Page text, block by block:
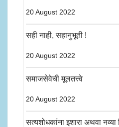
20 August 2022
सही नाही, सहानुभूती !
20 August 2022
समाजसेवेची मूलतत्त्वे
20 August 2022
सत्यशोधकांना इशारा अथवा